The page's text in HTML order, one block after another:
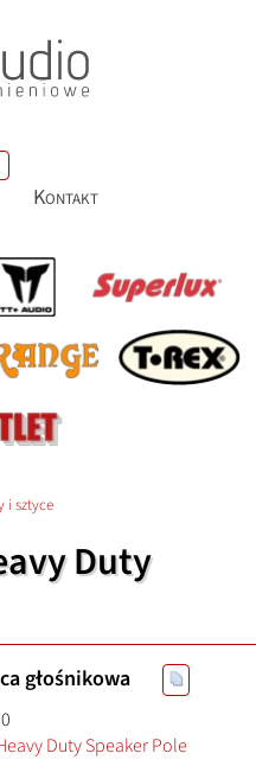
Kontakt
i sztyce
Duty
głośnikowa
Duty Speaker Pole